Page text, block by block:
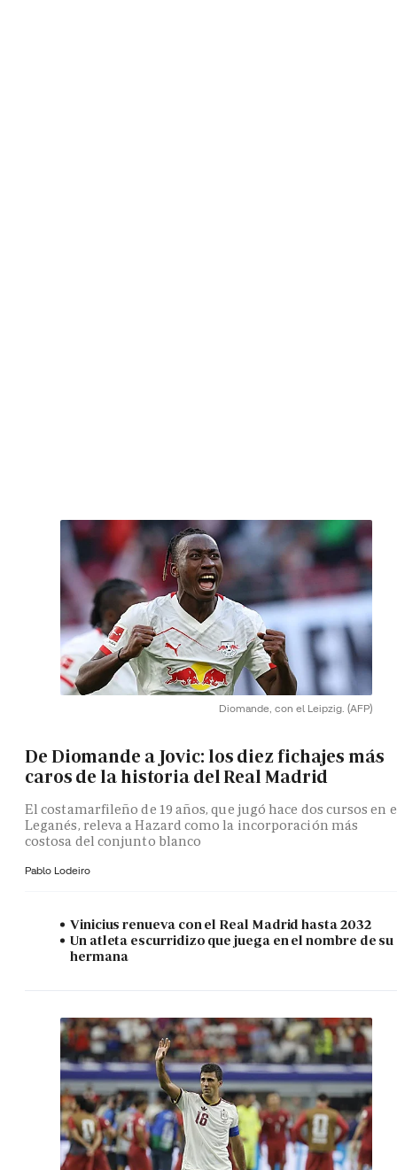
Diomande, con el Leipzig. (AFP)
De Diomande a Jovic: los diez fichajes más
caros de la historia del Real Madrid
El costamarfileño de 19 años, que jugó hace dos cursos en
Leganés, releva a Hazard como la incorporación más
costosa del conjunto blanco
Pablo Lodeiro
Vinicius renueva con el Real Madrid hasta 2032
Un atleta escurridizo que juega en el nombre de su
hermana